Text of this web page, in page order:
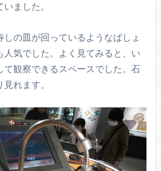
ました。
しの皿が回っているようなばしょ
人気でした。よく見てみると、い
て観察できるスペースでした。石
れます。